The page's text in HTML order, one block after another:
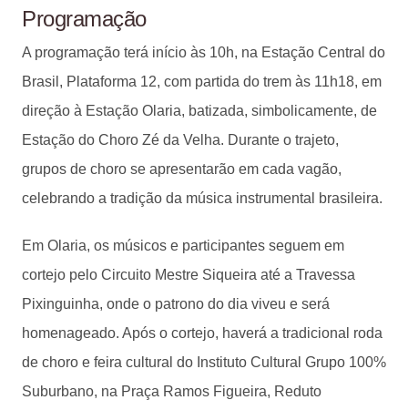
Programação
A programação terá início às 10h, na Estação Central do
Brasil, Plataforma 12, com partida do trem às 11h18, em
direção à Estação Olaria, batizada, simbolicamente, de
Estação do Choro Zé da Velha. Durante o trajeto,
grupos de choro se apresentarão em cada vagão,
celebrando a tradição da música instrumental brasileira.
Em Olaria, os músicos e participantes seguem em
cortejo pelo Circuito Mestre Siqueira até a Travessa
Pixinguinha, onde o patrono do dia viveu e será
homenageado. Após o cortejo, haverá a tradicional roda
de choro e feira cultural do Instituto Cultural Grupo 100%
Suburbano, na Praça Ramos Figueira, Reduto